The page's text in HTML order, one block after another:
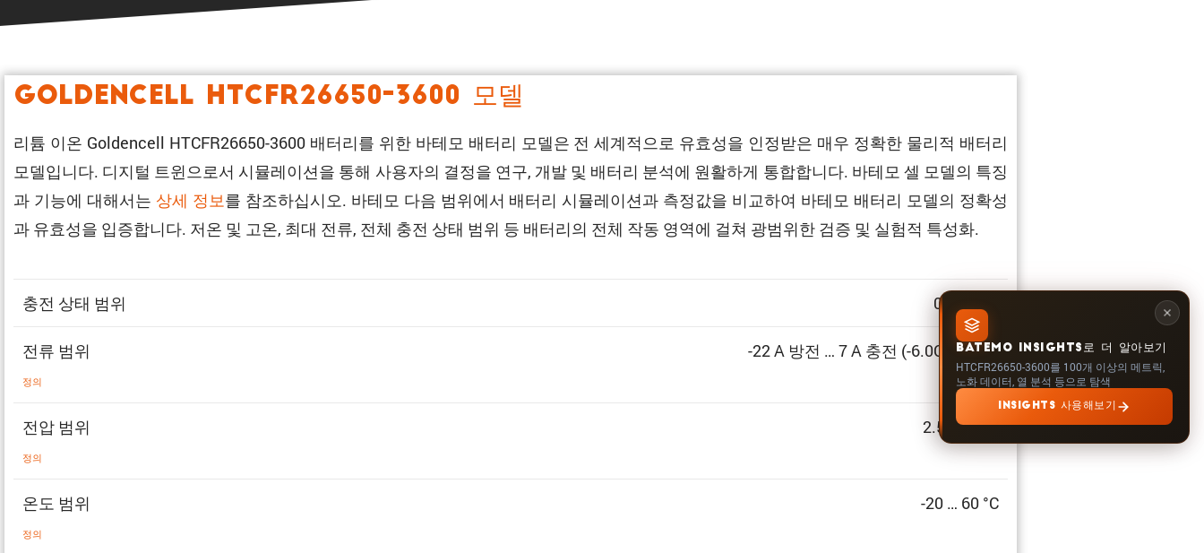
BATEMO INSIGHTS로 더 알아보기
HTCFR26650-3600를 100개 이상의 메트릭,
노화 데이터, 열 분석 등으로 탐색
INSIGHTS 사용해보기
Goldencell HTCFR26650-3600 모델
리튬 이온 Goldencell HTCFR26650-3600 배터리를 위한 바테모 배터리 모델은 전 세계적으로 유효성을 인정받은 매우 정확한 물리적 배터리
모델입니다. 디지털 트윈으로서 시뮬레이션을 통해 사용자의 결정을 연구, 개발 및 배터리 분석에 원활하게 통합합니다. 바테모 셀 모델의 특징
과 기능에 대해서는 상세 정보를 참조하십시오. 바테모 다음 범위에서 배터리 시뮬레이션과 측정값을 비교하여 바테모 배터리 모델의 정확성
과 유효성을 입증합니다. 저온 및 고온, 최대 전류, 전체 충전 상태 범위 등 배터리의 전체 작동 영역에 걸쳐 광범위한 검증 및 실험적 특성화.
충전 상태 범위 0 … 100%
전류 범위
정의
-22 A 방전 … 7 A 충전 (-6.0C … 2.0C)
전압 범위
정의
2.5 … 3.6 V
온도 범위
정의
-20 … 60 °C